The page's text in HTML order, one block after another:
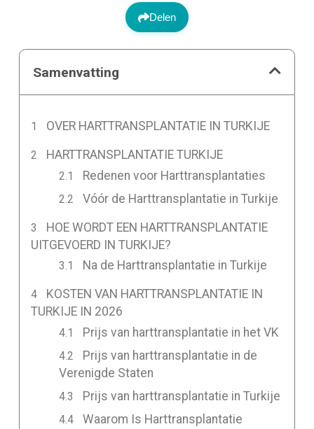
Delen
Samenvatting
OVER HARTTRANSPLANTATIE IN TURKIJE
HARTTRANSPLANTATIE TURKIJE
Redenen voor Harttransplantaties
Vóór de Harttransplantatie in Turkije
HOE WORDT EEN HARTTRANSPLANTATIE
UITGEVOERD IN TURKIJE?
Na de Harttransplantatie in Turkije
KOSTEN VAN HARTTRANSPLANTATIE IN
TURKIJE IN 2026
Prijs van harttransplantatie in het VK
Prijs van harttransplantatie in de
Verenigde Staten
Prijs van harttransplantatie in Turkije
Waarom Is Harttransplantatie